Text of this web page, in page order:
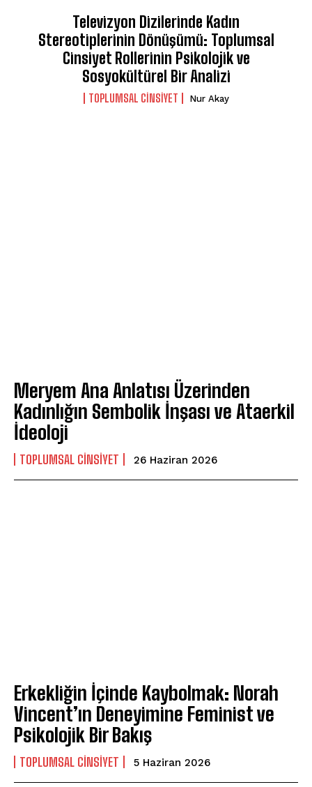
Televizyon Dizilerinde Kadın
Stereotiplerinin Dönüşümü: Toplumsal
Cinsiyet Rollerinin Psikolojik ve
Sosyokültürel Bir Analizi
TOPLUMSAL CINSIYET Nur Akay
Meryem Ana Anlatısı Üzerinden
Kadınlığın Sembolik İnşası ve Ataerkil
İdeoloji
TOPLUMSAL CINSIYET 26 Haziran 2026
Erkekliğin İçinde Kaybolmak: Norah
Vincent’ın Deneyimine Feminist ve
Psikolojik Bir Bakış
TOPLUMSAL CINSIYET 5 Haziran 2026